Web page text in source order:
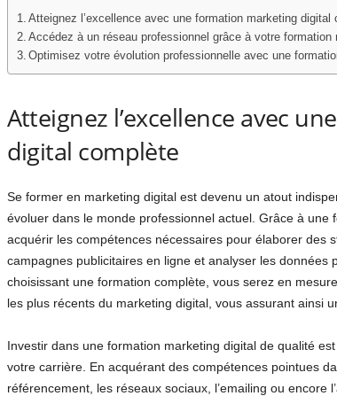
Atteignez l’excellence avec une formation marketing digital
Accédez à un réseau professionnel grâce à votre formation
Optimisez votre évolution professionnelle avec une
Atteignez l’excellence avec
digital complète
Se former en marketing digital est devenu un atout
évoluer dans le monde professionnel actuel. Grâce à une
acquérir les compétences nécessaires pour élaborer des
campagnes publicitaires en ligne et analyser les données
choisissant une formation complète, vous serez en
les plus récents du marketing digital, vous assurant ainsi
Investir dans une formation marketing digital de qualité
votre carrière. En acquérant des compétences pointues
référencement, les réseaux sociaux, l’emailing ou encore